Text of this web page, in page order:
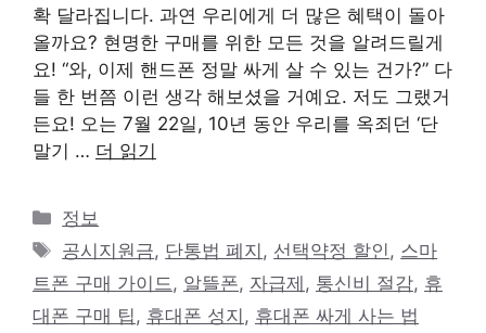
확 달라집니다. 과연 우리에게 더 많은 혜택이 돌아
올까요? 현명한 구매를 위한 모든 것을 알려드릴게
요! “와, 이제 핸드폰 정말 싸게 살 수 있는 건가?” 다
들 한 번쯤 이런 생각 해보셨을 거예요. 저도 그랬거
든요! 오는 7월 22일, 10년 동안 우리를 옥죄던 ‘단
말기 … 더 읽기
카
테
고
리
정보
태
그
공시지원금, 단통법 폐지 , 선택약정 할인 , 스마
트폰 구매 가이드 , 알뜰폰, 자급제 , 통신비 절감, 휴
대폰 구매 팁 , 휴대폰 성지 , 휴대폰 싸게 사는 법